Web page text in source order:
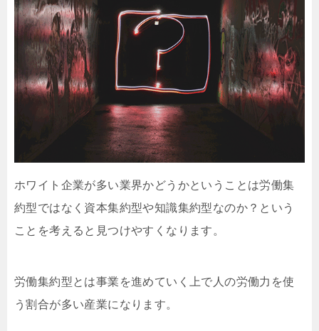
ホワイト企業が多い業界かどうかということは労働集
約型ではなく資本集約型や知識集約型なのか？という
ことを考えると見つけやすくなります。
労働集約型とは事業を進めていく上で人の労働力を使
う割合が多い産業になります。